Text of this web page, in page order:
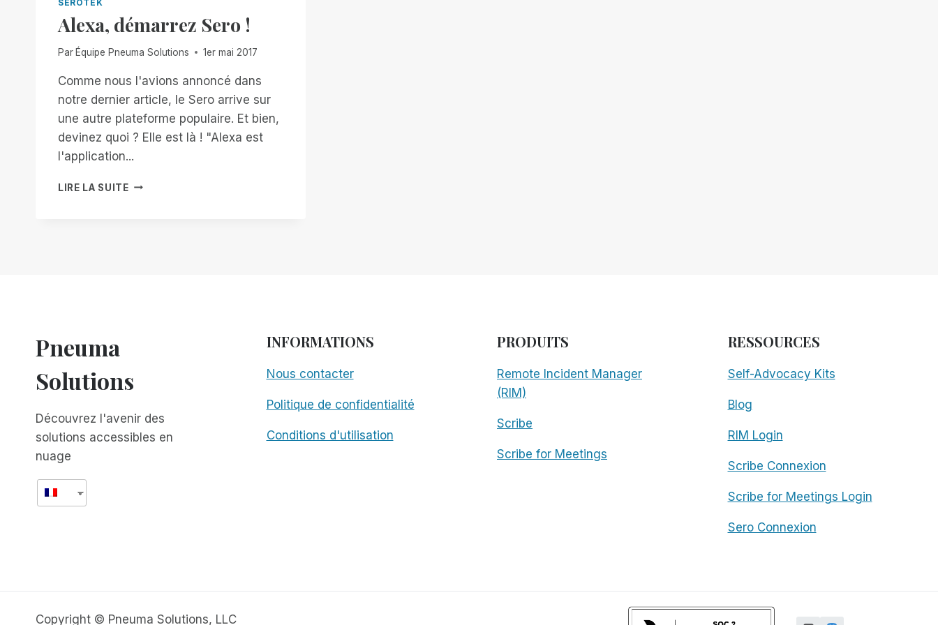
SEROTEK
Alexa, démarrez Sero !
ParÉquipe Pneuma Solutions 1er mai 2017
Comme nous l'avions annoncé dans
notre dernier article, le Sero arrive sur
une autre plateforme populaire. Et bien,
devinez quoi ? Elle est là ! "Alexa est
l'application...
LIRE LA SUITEALEXA,
Pneuma
Solutions
Découvrez l'avenir des
solutions accessibles en
nuage
INFORMATIONS
Nous contacter
Politique de confidentialité
Conditions d'utilisation
PRODUITS
Remote Incident Manager
(RIM)
Scribe
Scribe for Meetings
RESSOURCES
Self-Advocacy Kits
Blog
RIM Login
Scribe Connexion
Scribe for Meetings Login
Sero Connexion
Copyright © Pneuma Solutions, LLC